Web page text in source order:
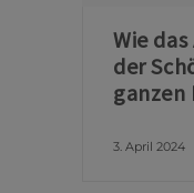
Wie
der
3. April 2024